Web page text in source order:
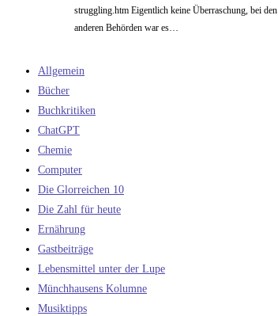
struggling.htm Eigentlich keine Überraschung, bei den
anderen Behörden war es…
Allgemein
Bücher
Buchkritiken
ChatGPT
Chemie
Computer
Die Glorreichen 10
Die Zahl für heute
Ernährung
Gastbeiträge
Lebensmittel unter der Lupe
Münchhausens Kolumne
Musiktipps